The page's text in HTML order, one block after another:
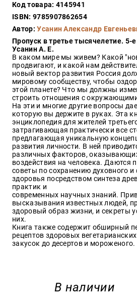
Код товара: 4145941
ISBN: 9785907862654
Автор:Усанин Александр
Пропуск в третье тысячелетие. 5-
Усанин А. Е.
В каком мире мы живем? Какой
продвигают, и какой нам
новый вектор развития Россия
мировому сообществу, чтобы
этой планете? Что мы должны
строить отношения с
На эти и многие другие вопросы
которую вы держите в руках. Эта
энциклопедия для жителей
затрагивающая практически все
предлагающая уникальную
развития личности. В ней
различных факторов,
воздействия на человека. Даются
советы по сохранению духовного и
здоровья посредством синтеза
практик и
современных научных знаний.
высказывания известных людей,
здоровый образ жизни, и секреты
них.
Книга также содержит обширный
рецептов здоровых
закусок до десертов и мороженого.
В наличии
Красота
и
Оптовикам
Авторам
Контакты
Мероприятия
+7(499)
350-17-
79
Москва
pochta@den-
magazin.ru